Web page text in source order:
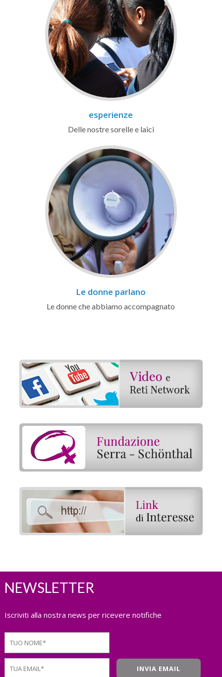
esperienze
Delle nostre sorelle e laici
Le donne parlano
Le donne che abbiamo accompagnato
NEWSLETTER
Iscriviti alla nostra news per ricevere notifiche